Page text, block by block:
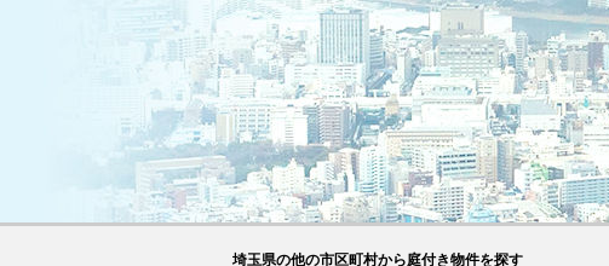
埼玉県の他の市区町村から庭付き物件を探す